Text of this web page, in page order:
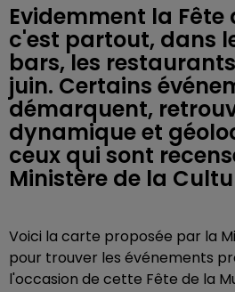
Evidemment la Fête
c'est partout, dans
bars, les restaurants
juin. Certains
démarquent,
dynamique et
ceux qui sont
Ministère de la
Voici la carte proposée par la
pour trouver les événements
l'occasion de cette Fête de la